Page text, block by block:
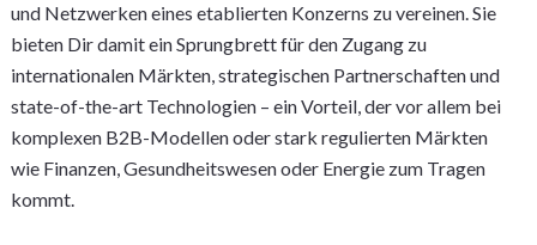
und Netzwerken eines etablierten Konzerns zu vereinen. Sie
bieten Dir damit ein Sprungbrett für den Zugang zu
internationalen Märkten, strategischen Partnerschaften und
state-of-the-art Technologien – ein Vorteil, der vor allem bei
komplexen B2B-Modellen oder stark regulierten Märkten
wie Finanzen, Gesundheitswesen oder Energie zum Tragen
kommt.